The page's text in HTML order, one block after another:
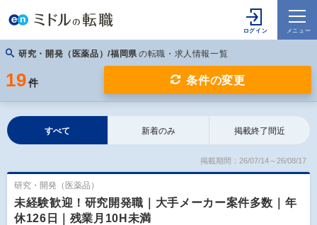
研究・開発（医薬品）/福岡県 の転職・求人情報一覧
19 件 条件の変更
すべて 新着のみ 掲載終了間近
掲載期間：26/07/14～26/08/17
研究・開発（医薬品）
未経験歓迎！研究開発職｜大手メーカー案件多数｜年
休126日｜残業月10H未満